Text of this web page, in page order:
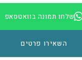
שלחו תמונה בוואטסאפ
השאירו פרטים